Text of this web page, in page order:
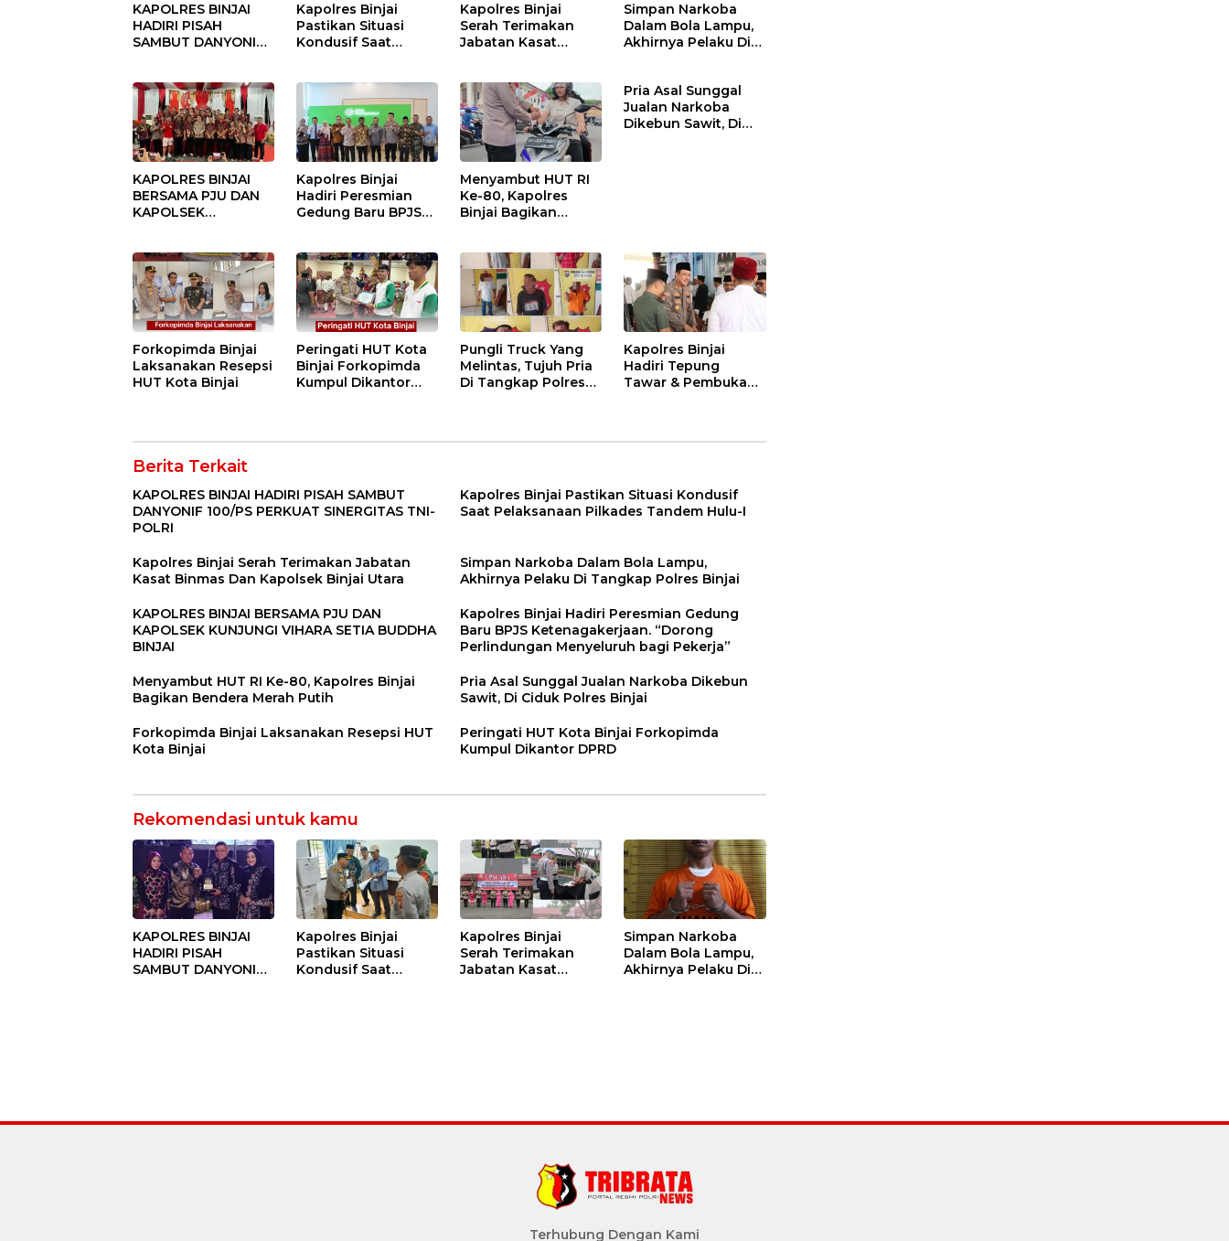
KAPOLRES BINJAI
HADIRI PISAH
SAMBUT DANYONIF
POLRI
Kapolres Binjai
Pastikan Situasi
Kondusif Saat
Kapolres Binjai
Serah Terimakan
Jabatan Kasat
Utara
Simpan Narkoba
Dalam Bola Lampu,
Akhirnya Pelaku Di
KAPOLRES BINJAI
BERSAMA PJU DAN
KAPOLSEK
BINJAI
Kapolres Binjai
Hadiri Peresmian
Gedung Baru BPJS
Perlindungan
Menyeluruh bagi
Pekerja”
Menyambut HUT RI
Ke-80, Kapolres
Binjai Bagikan
Pria Asal Sunggal
Jualan Narkoba
Dikebun Sawit, Di
Forkopimda Binjai
Laksanakan Resepsi
HUT Kota Binjai
Peringati HUT Kota
Binjai Forkopimda
Kumpul Dikantor
Pungli Truck Yang
Melintas, Tujuh Pria
Di Tangkap Polres
Kapolres Binjai
Hadiri Tepung
Tawar & Pembukaan
Berita Terkait
KAPOLRES BINJAI HADIRI PISAH SAMBUT
DANYONIF 100/PS PERKUAT SINERGITAS TNI-
POLRI
Kapolres Binjai Pastikan Situasi Kondusif
Saat Pelaksanaan Pilkades Tandem Hulu-I
Kapolres Binjai Serah Terimakan Jabatan
Kasat Binmas Dan Kapolsek Binjai Utara
Simpan Narkoba Dalam Bola Lampu,
Akhirnya Pelaku Di Tangkap Polres Binjai
KAPOLRES BINJAI BERSAMA PJU DAN
KAPOLSEK KUNJUNGI VIHARA SETIA BUDDHA
BINJAI
Kapolres Binjai Hadiri Peresmian Gedung
Baru BPJS Ketenagakerjaan. “Dorong
Perlindungan Menyeluruh bagi Pekerja”
Menyambut HUT RI Ke-80, Kapolres Binjai
Bagikan Bendera Merah Putih
Pria Asal Sunggal Jualan Narkoba Dikebun
Sawit, Di Ciduk Polres Binjai
Forkopimda Binjai Laksanakan Resepsi HUT
Kota Binjai
Peringati HUT Kota Binjai Forkopimda
Kumpul Dikantor DPRD
Rekomendasi untuk kamu
KAPOLRES BINJAI
HADIRI PISAH
SAMBUT DANYONIF
Kapolres Binjai
Pastikan Situasi
Kondusif Saat
Kapolres Binjai
Serah Terimakan
Jabatan Kasat
Simpan Narkoba
Dalam Bola Lampu,
Akhirnya Pelaku Di
Terhubung Dengan Kami